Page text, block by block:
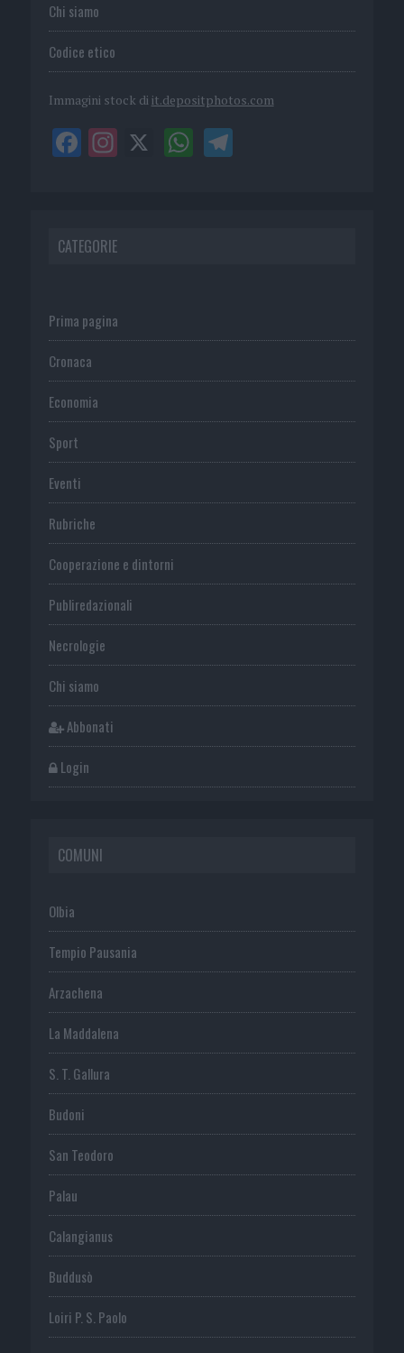
Chi siamo
Codice etico
Immagini stock di it.depositphotos.com
CATEGORIE
Prima pagina
Cronaca
Economia
Sport
Eventi
Rubriche
Cooperazione e dintorni
Publiredazionali
Necrologie
Chi siamo
Abbonati
Login
COMUNI
Olbia
Tempio Pausania
Arzachena
La Maddalena
S. T. Gallura
Budoni
San Teodoro
Palau
Calangianus
Buddusò
Loiri P. S. Paolo